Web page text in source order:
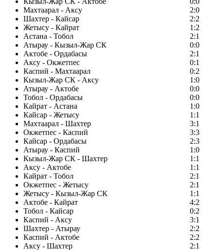
Махтаарал - Аксу
2:0
Шахтер - Кайсар
2:2
Жетысу - Кайрат
1:2
Астана - Тобол
2:1
Атырау - Кызыл-Жар СК
0:0
Актобе - Ордабасы
2:1
Аксу - Окжетпес
0:1
Каспий - Махтаарал
0:2
Кызыл-Жар СК - Аксу
1:0
Атырау - Актобе
0:0
Тобол - Ордабасы
0:0
Кайрат - Астана
1:0
Кайсар - Жетысу
1:1
Махтаарал - Шахтер
3:1
Окжетпес - Каспий
3:3
Кайсар - Ордабасы
2:3
Атырау - Каспий
1:0
Кызыл-Жар СК - Шахтер
1:1
Аксу - Актобе
1:1
Кайрат - Тобол
2:1
Окжетпес - Жетысу
2:1
Жетысу - Кызыл-Жар СК
1:1
Актобе - Кайрат
4:2
Тобол - Кайсар
0:2
Каспий - Аксу
3:1
Шахтер - Атырау
2:2
Каспий - Актобе
2:2
Аксу - Шахтер
2:1